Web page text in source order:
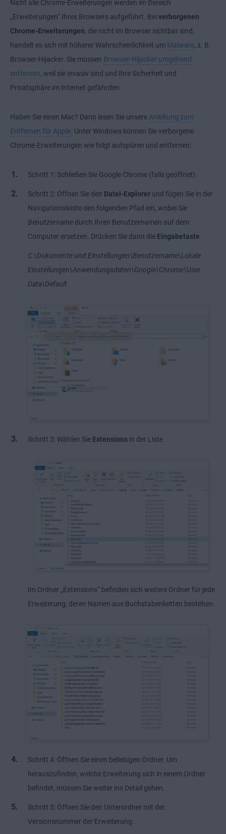
Nicht alle Chrome-Erweiterungen werden im Bereich
„Erweiterungen“ Ihres Browsers aufgeführt. Bei verborgenen
Chrome-Erweiterungen , die nicht im Browser sichtbar sind,
handelt es sich mit höherer Wahrscheinlichkeit um Malware , z. B.
Browser-Hijacker. Sie müssen Browser-Hijacker umgehend
entfernen , weil sie invasiv sind und Ihre Sicherheit und
Privatsphäre im Internet gefährden.
Haben Sie einen Mac? Dann lesen Sie unsere Anleitung zum
Entfernen für Apple . Unter Windows können Sie verborgene
Chrome-Erweiterungen wie folgt aufspüren und entfernen:
Schritt 1: Schließen Sie Google Chrome (falls geöffnet).
Schritt 2: Öffnen Sie den Datei-Explorer und fügen Sie in der
Navigationsleiste den folgenden Pfad ein, wobei Sie
Benutzername durch Ihren Benutzernamen auf dem
Computer ersetzen. Drücken Sie dann die Eingabetaste
C:\Dokumente und Einstellungen\Benutzername\Lokale
Einstellungen\Anwendungsdaten\Google\Chrome\User
Data\Default
Schritt 3: Wählen Sie Extensions in der Liste.
Im Ordner „Extensions“ befinden sich weitere Ordner für jede
Erweiterung, deren Namen aus Buchstabenketten bestehen.
Schritt 4: Öffnen Sie einen beliebigen Ordner. Um
herauszufinden, welche Erweiterung sich in einem Ordner
befindet, müssen Sie weiter ins Detail gehen.
Schritt 5: Öffnen Sie den Unterordner mit der
Versionsnummer der Erweiterung.